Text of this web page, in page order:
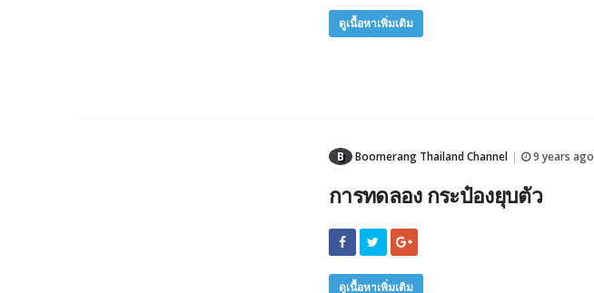
ดูเนื้อหาเพิ่มเติม
B Boomerang Thailand Channel 9 years ago
การทดลอง กระป๋องยุบตัว
ดูเนื้อหาเพิ่มเติม